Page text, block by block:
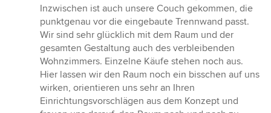
Inzwischen ist auch unsere Couch gekommen, die
punktgenau vor die eingebaute Trennwand passt.
Wir sind sehr glücklich mit dem Raum und der
gesamten Gestaltung auch des verbleibenden
Wohnzimmers. Einzelne Käufe stehen noch aus.
Hier lassen wir den Raum noch ein bisschen auf uns
wirken, orientieren uns sehr an Ihren
Einrichtungsvorschlägen aus dem Konzept und